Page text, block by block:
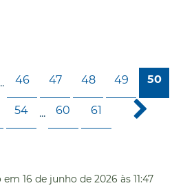
46 47 48 49 50
54 ... 60 61
em 16 de junho de 2026 às 11:47